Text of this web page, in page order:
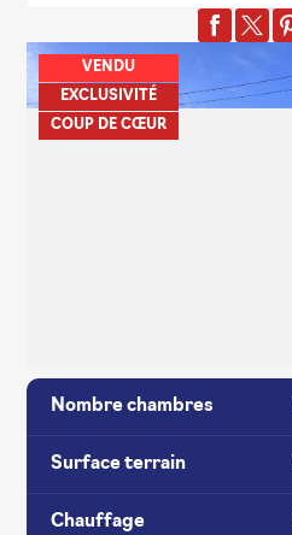
VENDU
EXCLUSIVITÉ
COUP DE CŒUR
Nombre chambres
Surface terrain
Chauffage